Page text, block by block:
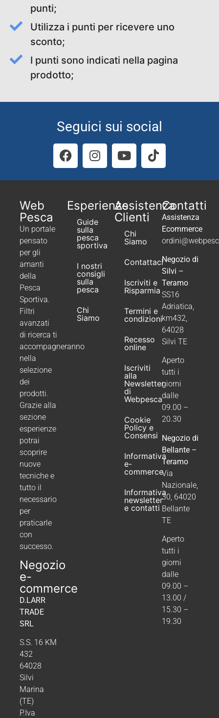
punti;
Utilizza i punti per ricevere uno
sconto;
I punti sono indicati nella pagina
prodotto;
Seguici sui social
Web
Pesca
Un portale
pensato
per gli
amanti
della
Pesca
Sportiva.
Filtri
avanzati
di ricerca ti
accompagneranno
nella
selezione
dei
prodotti.
Grazie alla
sezione
esperienze
potrai
scoprire
nuove
tecniche e
tutto il
necessario
per
praticarle
con
successo.
Negozio
e-
commerce
D.LARR
TRADE
SRL
S.S. 16 KM
432
64028
Silvi
Marina
(TE)
P.Iva
Esperienze
Guide
sulla
pesca
sportiva
I nostri
consigli
sulla
pesca
Chi
Siamo
Assistenza
Clienti
Chi
Siamo
Contattaci
Iscriviti e
Risparmia
Termini e
condizioni
Recesso
online
Iscriviti
alla
Newsletter
di
Webpesca
Cookie
Policy e
Consensi
Informativa
e-
commerce
Informativa
newsletter
e contatti
Contatti
Assistenza
Ecommerce
Negozio di
Silvi –
Teramo
SS16
Adriatica,
km432,
64028
Silvi TE
Aperto
tutti i
giorni
dalle
09.00 –
20.30
Negozio di
Bellante –
Teramo
Via
Nazionale,
30, 64020
Bellante
TE
Aperto
tutti i
giorni
dalle
09.00 –
13.00 /
15.30 –
19.30